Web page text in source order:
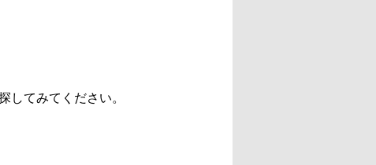
してみて く ださ い。
みてください。